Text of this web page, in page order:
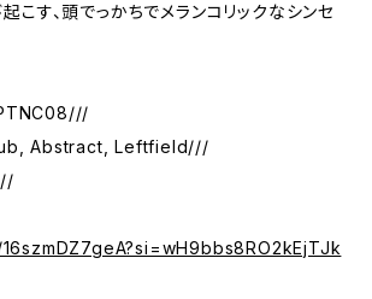
こす、頭でっかちでメランコリックなシンセ
Abstract, Leftfield///